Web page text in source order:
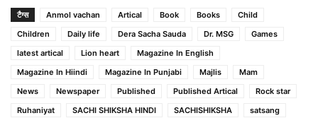
टैग्स Anmol vachan Artical Book Books
Child
Children
Daily life Dera Sacha Sauda Dr. MSG
Games
latest artical
Lion heart
Magazine In English
Magazine In Hiindi
Magazine In Punjabi Majlis
Mam
News
Newspaper Published Published Artical
Rock star
Ruhaniyat
SACHI SHIKSHA HINDI SACHISHIKSHA
satsang